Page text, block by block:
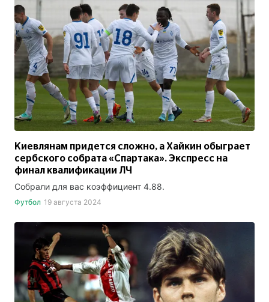
Киевлянам придется сложно, а Хайкин обыграет
сербского собрата «Спартака». Экспресс на
финал квалификации ЛЧ
Собрали для вас коэффициент 4.88.
Футбол 19 августа 2024